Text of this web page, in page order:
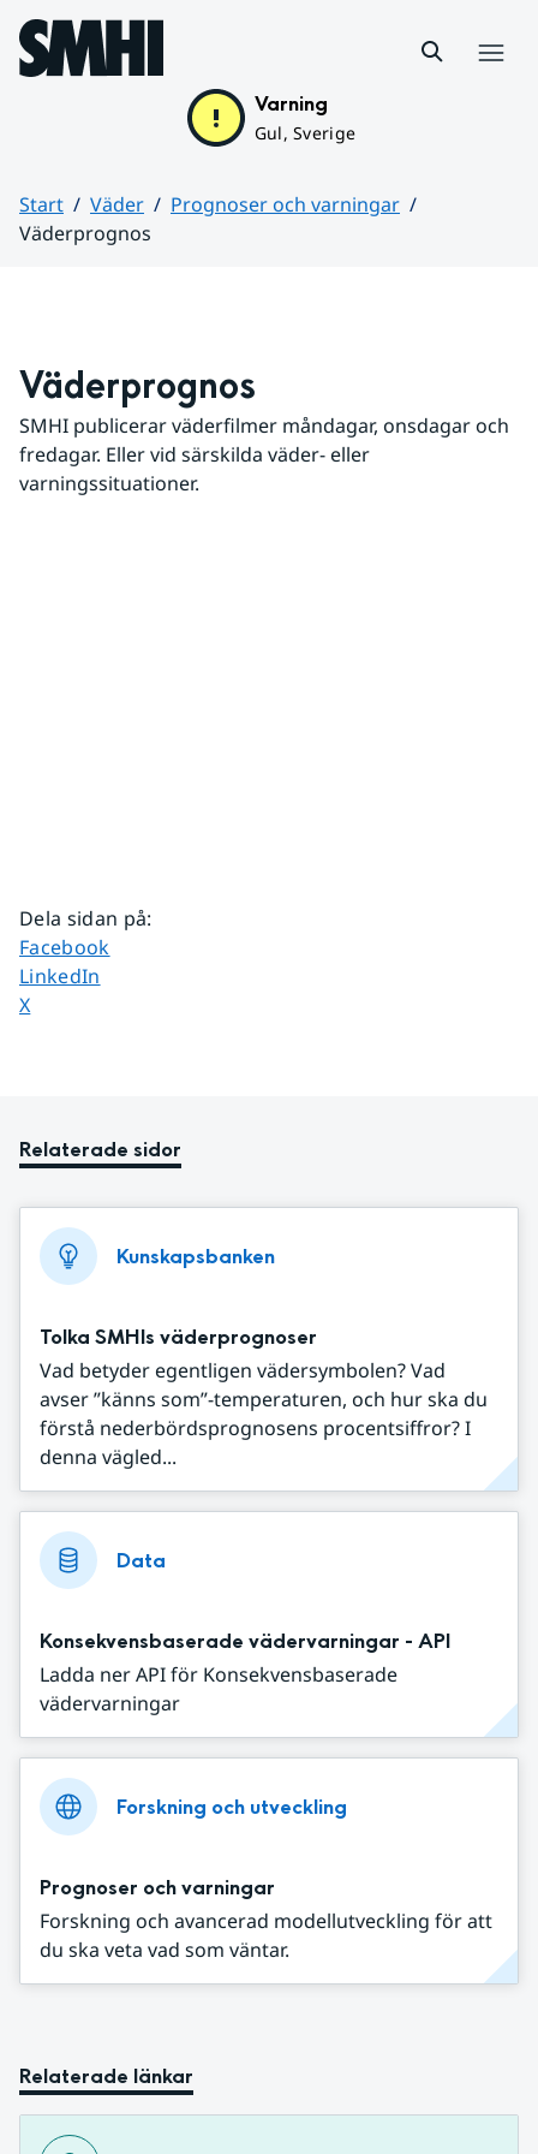
Hoppa till sidans innehåll
Varning
Gul, Sverige
Start Väder
Prognoser och varningar
Väderprognos
Väderprognos
SMHI publicerar väderfilmer måndagar, onsdagar och
fredagar. Eller vid särskilda väder- eller
varningssituationer.
Dela sidan på:
Dela sidan på
Facebook
Dela sidan på
LinkedIn
Dela sidan på
X
Relaterade sidor
Kunskapsbanken
Tolka SMHIs väderprognoser
Vad betyder egentligen vädersymbolen? Vad
avser ”känns som”-temperaturen, och hur ska du
förstå nederbördsprognosens procentsiffror? I
denna vägled...
Data
Konsekvensbaserade vädervarningar - API
Ladda ner API för Konsekvensbaserade
vädervarningar
Forskning och utveckling
Prognoser och varningar
Forskning och avancerad modellutveckling för att
du ska veta vad som väntar.
Relaterade länkar